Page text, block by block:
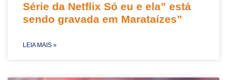
Série da Netflix Só eu e ela” está
sendo gravada em Marataízes”
LEIA MAIS »